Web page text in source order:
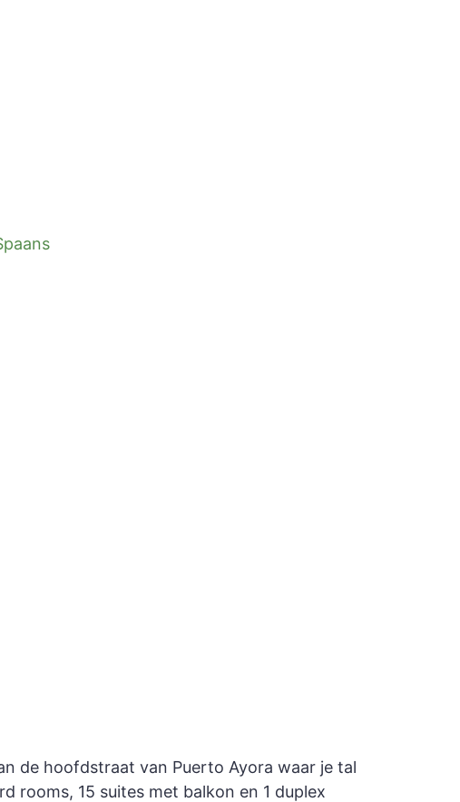
de hoofdstraat van Puerto Ayora waar je tal
rooms, 15 suites met balkon en 1 duplex